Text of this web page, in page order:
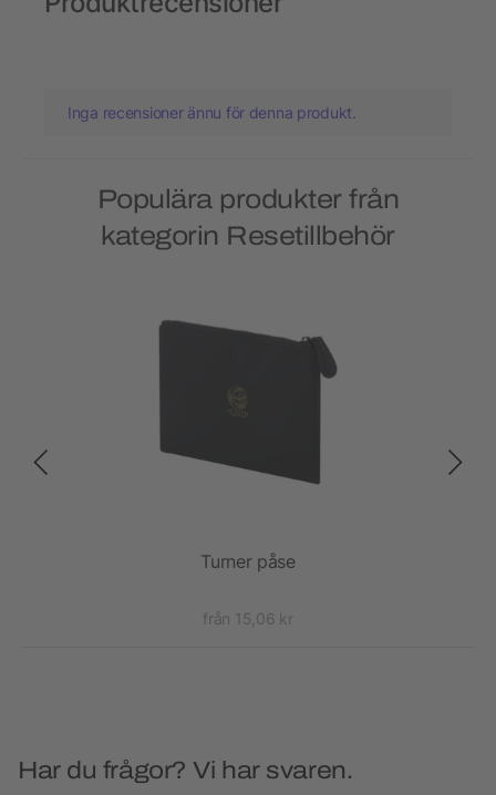
Inga recensioner ännu för denna produkt.
Populära produkter från
kategorin Resetillbehör
Turner påse
från 15,06 kr
Har du frågor? Vi har svaren.